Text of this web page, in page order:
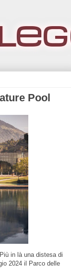
Pool
in là una distesa di
2024 il Parco delle